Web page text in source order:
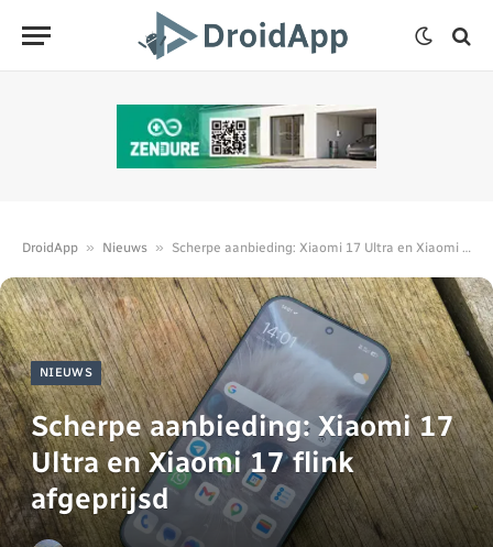
DroidApp » Nieuws » Scherpe aanbieding: Xiaomi 17 Ultra en Xiaomi 17 flink afgeprijsd
NIEUWS
Scherpe aanbieding: Xiaomi 17
Ultra en Xiaomi 17 flink
afgeprijsd